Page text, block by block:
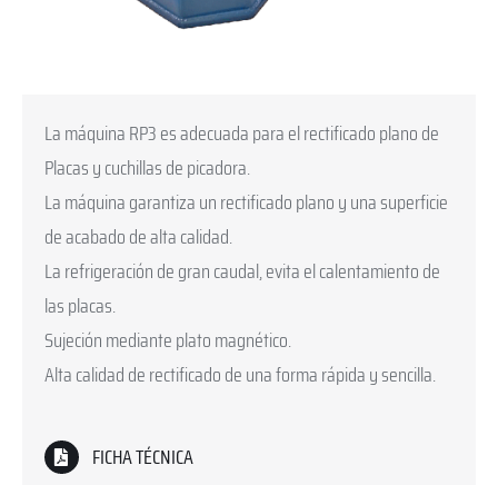
La máquina RP3 es adecuada para el rectificado plano de
Placas y cuchillas de picadora.
La máquina garantiza un rectificado plano y una superficie
de acabado de alta calidad.
La refrigeración de gran caudal, evita el calentamiento de
las placas.
Sujeción mediante plato magnético.
Alta calidad de rectificado de una forma rápida y sencilla.
FICHA TÉCNICA